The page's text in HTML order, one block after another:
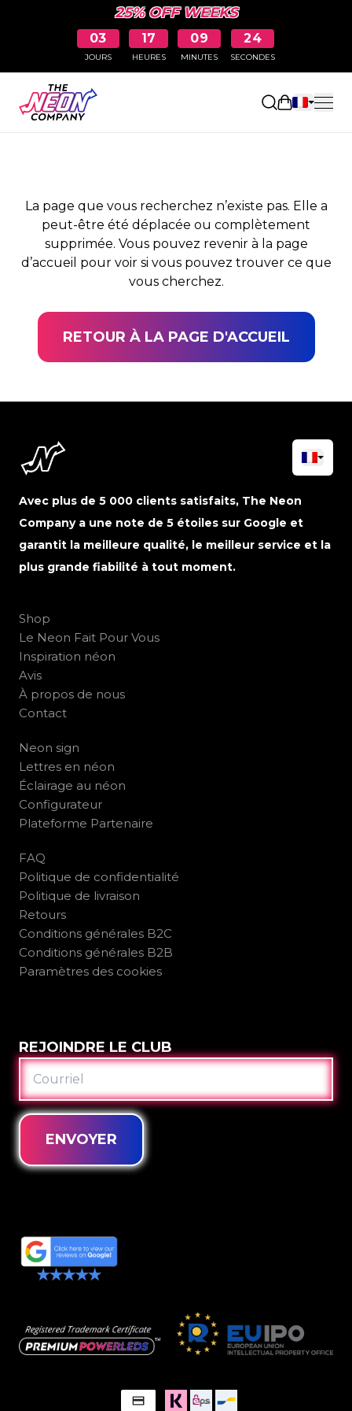
25% OFF WEEKS
03
JOURS
17
HEURES
09
MINUTES
24
SECONDES
Ouvrir le
PAGE NON TROUVÉE
La page que vous recherchez n’existe pas. Elle a
peut-être été déplacée ou complètement
supprimée. Vous pouvez revenir à la page
d’accueil pour voir si vous pouvez trouver ce que
vous cherchez.
RETOUR À LA PAGE D'ACCUEIL
Avec plus de 5 000 clients satisfaits, The Neon
Company a une note de 5 étoiles sur Google et
garantit la meilleure qualité, le meilleur service et la
plus grande fiabilité à tout moment.
Shop
Le Neon Fait Pour Vous
Inspiration néon
Avis
À propos de nous
Contact
Neon sign
Lettres en néon
Éclairage au néon
Configurateur
Plateforme Partenaire
FAQ
Politique de confidentialité
Politique de livraison
Retours
Conditions générales B2C
Conditions générales B2B
Paramètres des cookies
REJOINDRE LE CLUB
COURRIEL
ENVOYER